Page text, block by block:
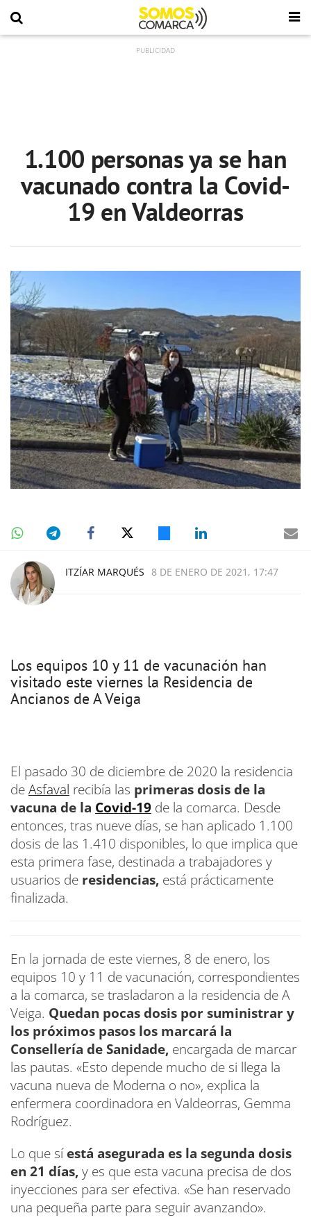
1.100 personas ya se han
vacunado contra la Covid-
19 en Valdeorras
ITZÍAR MARQUÉS 8 DE ENERO DE 2021, 17:47
Los equipos 10 y 11 de vacunación han
visitado este viernes la Residencia de
Ancianos de A Veiga
El pasado 30 de diciembre de 2020 la residencia
deAsfaval recibía las primeras dosis de la
vacuna de la Covid-19 de la comarca. Desde
entonces, tras nueve días, se han aplicado 1.100
dosis de las 1.410 disponibles, lo que implica que
esta primera fase, destinada a trabajadores y
usuarios de residencias, está prácticamente
finalizada.
En la jornada de este viernes, 8 de enero, los
equipos 10 y 11 de vacunación, correspondientes
a la comarca, se trasladaron a la residencia de A
Veiga. Quedan pocas dosis por suministrar y
los próximos pasos los marcará la
Consellería de Sanidade, encargada de marcar
las pautas. «Esto depende mucho de si llega la
vacuna nueva de Moderna o no», explica la
enfermera coordinadora en Valdeorras, Gemma
Rodríguez.
Lo que síestá asegurada es la segunda dosis
en 21 días,y es que esta vacuna precisa de dos
inyecciones para ser efectiva. «Se han reservado
una pequeña parte para seguir avanzando».